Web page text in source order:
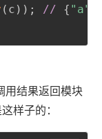
( c ) ) ; // { "a"
用结果返回模块
样子的：